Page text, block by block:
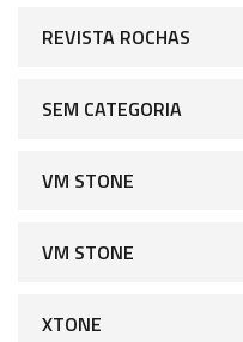
REVISTA ROCHAS
SEM CATEGORIA
VM STONE
VM STONE
XTONE